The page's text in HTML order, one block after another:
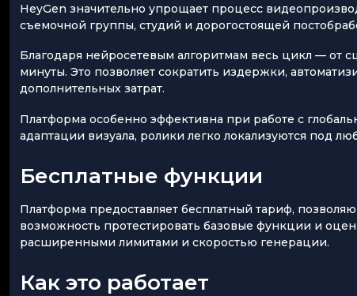
HeyGen значительно упрощает процесс
съемочной группы, студий и дорогостоящей
Благодаря нейросетевым алгоритмам весь цикл — от
минуты. Это позволяет сократить издержки,
дополнительных затрат.
Платформа особенно эффективна при работе с
адаптации визуала, ролики легко локализуются под
Бесплатные функции
Платформа предоставляет бесплатный тариф,
возможность протестировать базовые функции и
расширенными лимитами и скоростью генерации.
Как это работает